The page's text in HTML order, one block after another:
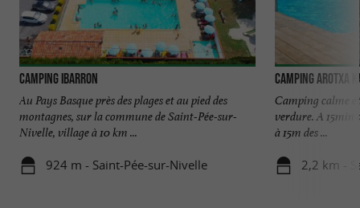
Camping Ibarron
Au Pays Basque près des plages et au pied des
montagnes, sur la commune de Saint-Pée-sur-
Nivelle, village à 10 km ...
924 m - Saint-Pée-sur-Nivelle
Camping Arotxa
Camping calme
verdure. A 15min
à 15m des ...
2,2 km -